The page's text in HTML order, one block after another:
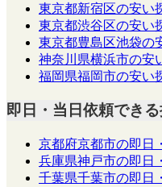
東京都新宿区の安い
東京都渋谷区の安い
東京都豊島区池袋の
神奈川県横浜市の安
福岡県福岡市の安い
即日・当日依頼できる
京都府京都市の即日
兵庫県神戸市の即日
千葉県千葉市の即日